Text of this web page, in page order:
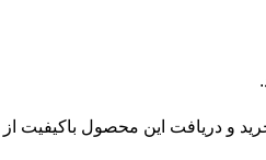
و دریافت این محصول باکیفیت از